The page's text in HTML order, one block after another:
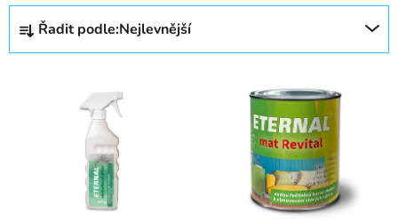
Ř
z
Řadit podle:Nejlevnější